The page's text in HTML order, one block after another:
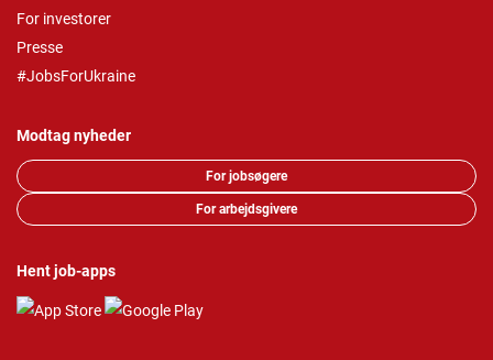
For investorer
Presse
#JobsForUkraine
Modtag nyheder
For jobsøgere
For arbejdsgivere
Hent job-apps